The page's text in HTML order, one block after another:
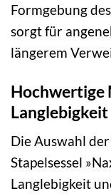
Formgebung
sorgt für
längerem
Hochwertige
Langlebigkeit
Die Auswahl
Stapelsessel
Langlebigkeit